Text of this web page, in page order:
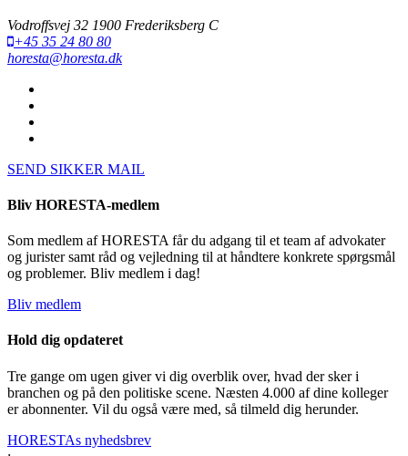
Vodroffsvej 32 1900 Frederiksberg C
+45 35 24 80 80
horesta@horesta.dk
SEND SIKKER MAIL
Bliv HORESTA-medlem
Som medlem af HORESTA får du adgang til et team af advokater
og jurister samt råd og vejledning til at håndtere konkrete spørgsmål
og problemer. Bliv medlem i dag!
Bliv medlem
Hold dig opdateret
Tre gange om ugen giver vi dig overblik over, hvad der sker i
branchen og på den politiske scene. Næsten 4.000 af dine kolleger
er abonnenter. Vil du også være med, så tilmeld dig herunder.
HORESTAs nyhedsbrev